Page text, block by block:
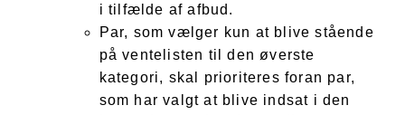
i tilfælde af afbud.
Par, som vælger kun at blive stående
på ventelisten til den øverste
kategori, skal prioriteres foran par,
som har valgt at blive indsat i den